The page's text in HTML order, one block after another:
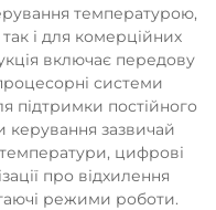
температурою,
так і для комерційних
включає передову
системи
підтримки постійного
керування зазвичай
цифрові
про відхилення
режими роботи.